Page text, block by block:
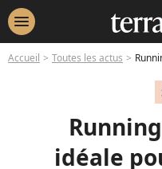
menu
Accueil Toutes les actus
idéale